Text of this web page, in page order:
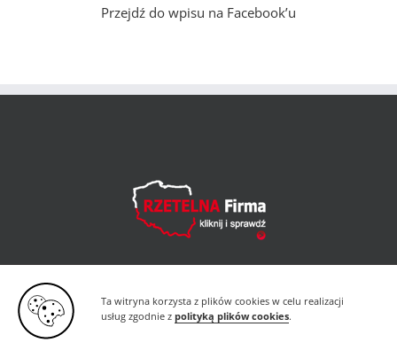
Ta witryna korzysta z plików cookies w celu realizacji
usług zgodnie z polityką plików cookies.
Przejdź do wpisu na Facebook’u